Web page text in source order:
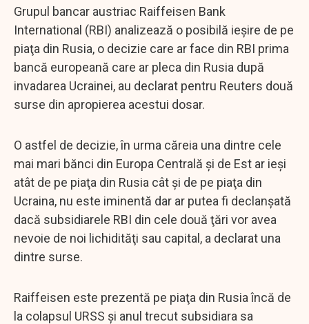
Grupul bancar austriac Raiffeisen Bank
International (RBI) analizează o posibilă ieşire de pe
piaţa din Rusia, o decizie care ar face din RBI prima
bancă europeană care ar pleca din Rusia după
invadarea Ucrainei, au declarat pentru Reuters două
surse din apropierea acestui dosar.
O astfel de decizie, în urma căreia una dintre cele
mai mari bănci din Europa Centrală şi de Est ar ieşi
atât de pe piaţa din Rusia cât şi de pe piaţa din
Ucraina, nu este iminentă dar ar putea fi declanşată
dacă subsidiarele RBI din cele două ţări vor avea
nevoie de noi lichidităţi sau capital, a declarat una
dintre surse.
Raiffeisen este prezentă pe piaţa din Rusia încă de
la colapsul URSS şi anul trecut subsidiara sa